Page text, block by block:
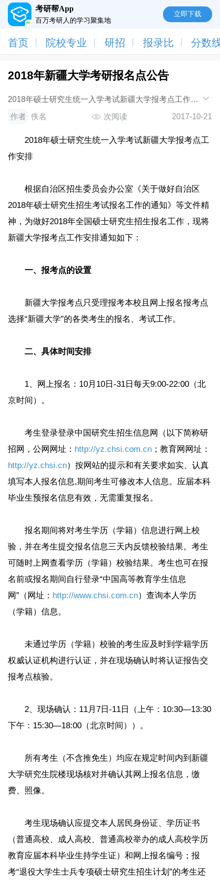
考研帮App
百万考研人的学习聚集地
立即下载
首页 院校专业 研招 报录比 分数
2018年新疆大学考研报名点公告
2018年硕士研究生统一入学考试新疆大学报考点工作安
排根据自治区招生委员会办公室《关于做好自治区2018
年硕士研究生招生考试报名工作的通知》等文
作者 佚名 次阅读 2017-10-21
2018年硕士研究生统一入学考试新疆大学报考点工
作安排
根据自治区招生委员会办公室《关于做好自治区
2018年硕士研究生招生考试报名工作的通知》等文件精
神，为做好2018年全国硕士研究生招生报名工作，现将
新疆大学报考点工作安排通知如下：
一、报考点的设置
新疆大学报考点只受理报考本校且网上报名报考点
选择“新疆大学”的各类考生的报名、考试工作。
二、具体时间安排
1、网上报名：10月10日-31日每天9:00-22:00（北
京时间）。
考生登录登录中国研究生招生信息网（以下简称研
招网，公网网址： http://yz.chsi.com.cn；教育网网址：
http://yz.chsi.cn）按网站的提示和有关要求如实、认真
填写本人报名信息,期间考生可修改本人信息。应届本科
毕业生预报名信息有效，无需重复报名。
报名期间将对考生学历（学籍）信息进行网上校
验，并在考生提交报名信息三天内反馈校验结果。考生
可随时上网查看学历（学籍）校验结果。考生也可在报
名前或报名期间自行登录“中国高等教育学生信息
网”（网址： http://www.chsi.com.cn）查询本人学历
（学籍）信息。
未通过学历（学籍）校验的考生应及时到学籍学历
权威认证机构进行认证，并在现场确认时将认证报告交
报考点核验。
2、现场确认：11月7日-11日（上午：10:30—13:30
下午：15:30—18:00（北京时间））。
所有考生（不含推免生）均应在规定时间内到新疆
大学研究生院楼现场核对并确认其网上报名信息，缴
费、照像。
考生现场确认应提交本人居民身份证、学历证书
（普通高校、成人高校、普通高校举办的成人高校学历
教育应届本科毕业生持学生证）和网上报名编号；报
考“退役大学生士兵专项硕士研究生招生计划”的考生还